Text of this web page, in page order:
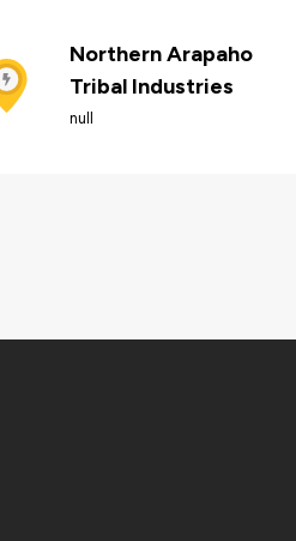
Northern Arapaho
Tribal Industries
null